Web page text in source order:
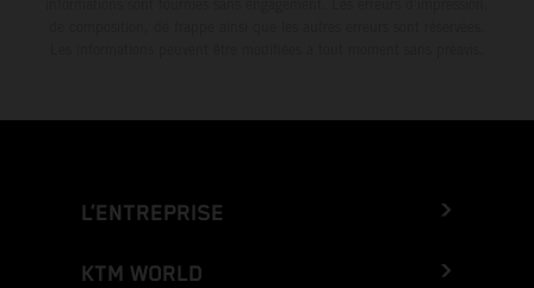
L’ENTREPRISE
KTM WORLD